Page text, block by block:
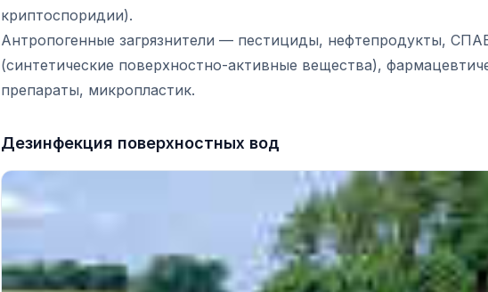
криптоспоридии).
Антропогенные загрязнители — пестициды, нефтепродукты,
(синтетические поверхностно-активные вещества),
препараты, микропластик.
Дезинфекция поверхностных вод